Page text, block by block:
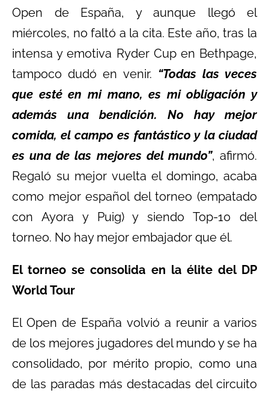
Open de España, y aunque llegó el
miércoles, no faltó a la cita. Este año, tras la
intensa y emotiva Ryder Cup en Bethpage,
tampoco dudó en venir. “Todas las veces
que esté en mi mano, es mi obligación y
además una bendición. No hay mejor
comida, el campo es fantástico y la ciudad
es una de las mejores del mundo”, afirmó.
Regaló su mejor vuelta el domingo, acaba
como mejor español del torneo (empatado
con Ayora y Puig) y siendo Top-10 del
torneo. No hay mejor embajador que él.
El torneo se consolida en la élite del DP
World Tour
El Open de España volvió a reunir a varios
de los mejores jugadores del mundo y se ha
consolidado, por mérito propio, como una
de las paradas más destacadas del circuito